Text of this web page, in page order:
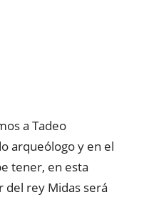
a Tadeo
arqueólogo y en el
tener, en esta
del rey Midas será